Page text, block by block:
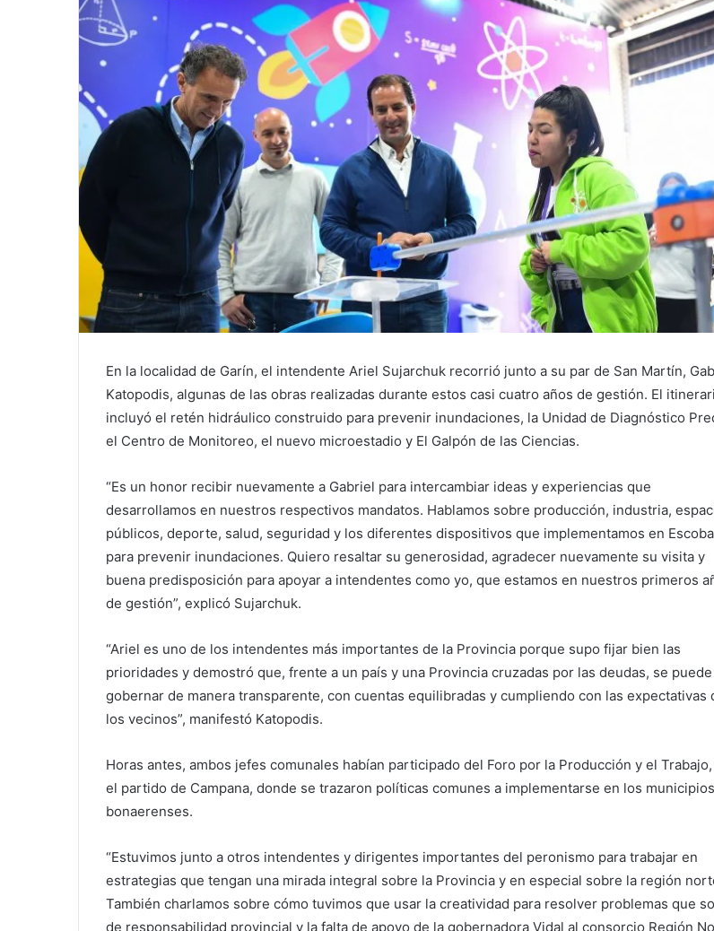
En la localidad de Garín, el intendente Ariel Sujarchuk recorrió junto a su par de San Martín,
Katopodis, algunas de las obras realizadas durante estos casi cuatro años de gestión. El
incluyó el retén hidráulico construido para prevenir inundaciones, la Unidad de Diagnóstico
el Centro de Monitoreo, el nuevo microestadio y El Galpón de las Ciencias.
“Es un honor recibir nuevamente a Gabriel para intercambiar ideas y experiencias que
desarrollamos en nuestros respectivos mandatos. Hablamos sobre producción, industria,
públicos, deporte, salud, seguridad y los diferentes dispositivos que implementamos en
para prevenir inundaciones. Quiero resaltar su generosidad, agradecer nuevamente su visita y
buena predisposición para apoyar a intendentes como yo, que estamos en nuestros primeros
de gestión”, explicó Sujarchuk.
“Ariel es uno de los intendentes más importantes de la Provincia porque supo fijar bien las
prioridades y demostró que, frente a un país y una Provincia cruzadas por las deudas, se puede
gobernar de manera transparente, con cuentas equilibradas y cumpliendo con las expectativas
los vecinos”, manifestó Katopodis.
Horas antes, ambos jefes comunales habían participado del Foro por la Producción y el
el partido de Campana, donde se trazaron políticas comunes a implementarse en los municipios
bonaerenses.
“Estuvimos junto a otros intendentes y dirigentes importantes del peronismo para trabajar en
estrategias que tengan una mirada integral sobre la Provincia y en especial sobre la región
También charlamos sobre cómo tuvimos que usar la creatividad para resolver problemas que
de responsabilidad provincial y la falta de apoyo de la gobernadora Vidal al consorcio Región